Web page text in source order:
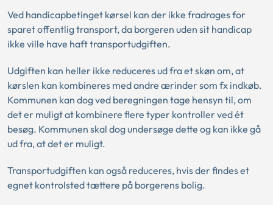
Ved handicapbetinget kørsel kan der ikke fradrages for
sparet offentlig transport, da borgeren uden sit handicap
ikke ville have haft transportudgiften.
Udgiften kan heller ikke reduceres ud fra et skøn om, at
kørslen kan kombineres med andre ærinder som fx indkøb.
Kommunen kan dog ved beregningen tage hensyn til, om
det er muligt at kombinere flere typer kontroller ved ét
besøg. Kommunen skal dog undersøge dette og kan ikke gå
ud fra, at det er muligt.
Transportudgiften kan også reduceres, hvis der findes et
egnet kontrolsted tættere på borgerens bolig.